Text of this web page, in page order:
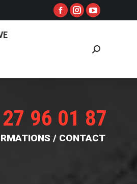
Facebook
InstagramYouTube
Search:
96 01 87
/ CONTACT